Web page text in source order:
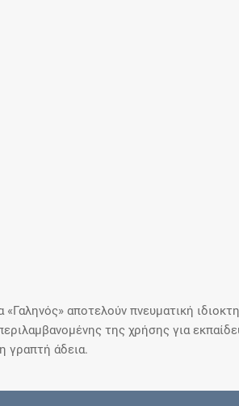
αποτελούν πνευματική
της χρήσης για
γραπτή άδεια.